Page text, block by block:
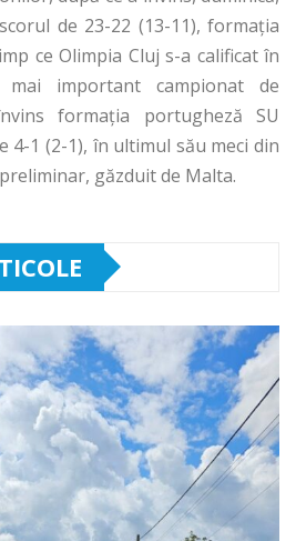
de 23-22 (13-11), formaţia
ce Olimpia Cluj s-a calificat în
mai important campionat de
formaţia portugheză SU
4-1 (2-1), în ultimul său meci din
găzduit de Malta.